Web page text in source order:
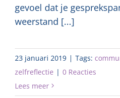
gevoel dat je
weerstand [...]
23 januari 2019 | Tags:
zelfreflectie | 0 Reacties
Lees meer